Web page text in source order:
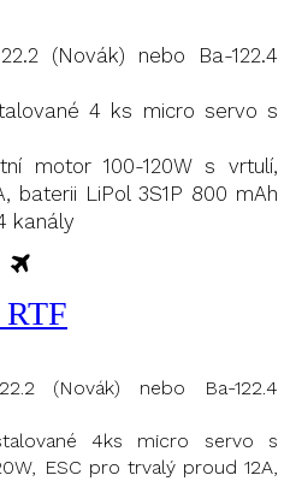
(Novák) nebo Ba-122.4
4 ks micro servo s
motor 100-120W s vrtulí,
baterii LiPol 3S1P 800 mAh
kanály
(Novák) nebo Ba-122.4
4ks micro servo s
ESC pro trvalý proud 12A,